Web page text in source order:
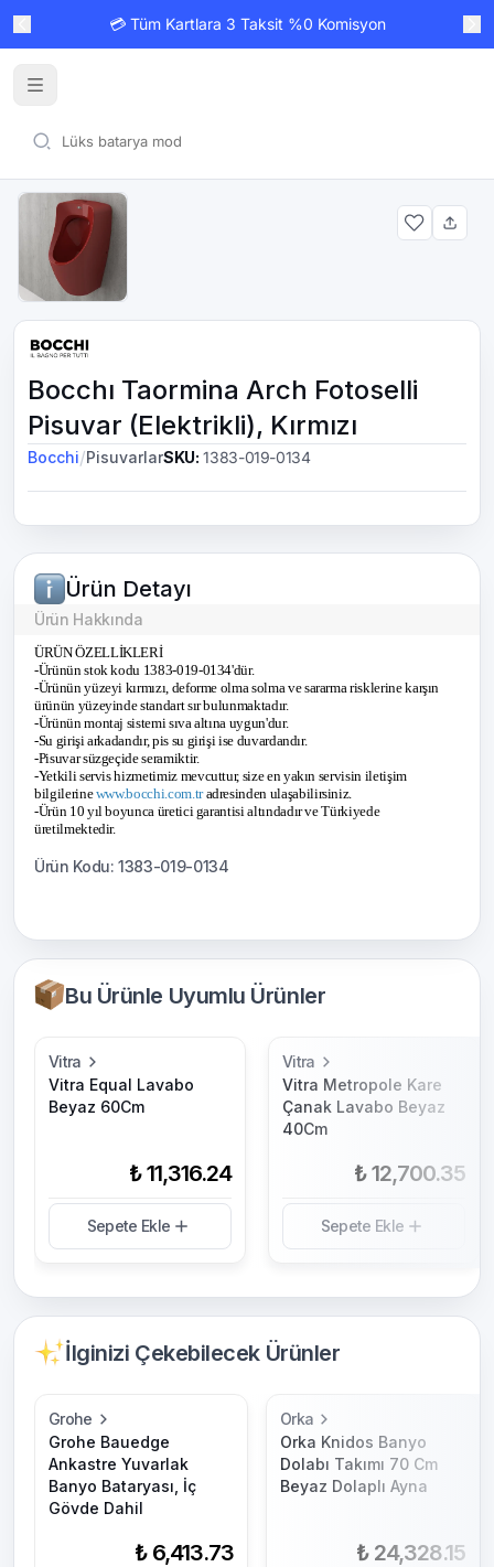
💳 Tüm Kartlara 3 Taksit %0 Komisyon
Bocchı Taormina Arch Fotoselli
Pisuvar (Elektrikli), Kırmızı
Bocchi/PisuvarlarSKU: 1383-019-0134
Bu Ürünle Uyumlu Ürünler
Vitra
Vitra Equal Lavabo
Beyaz 60Cm
₺ 11,316.24
Sepete Ekle
Vitra
Vitra Metropole Kare
Çanak Lavabo Beyaz
40Cm
₺ 12,700.35
Sepete Ekle
İlginizi Çekebilecek Ürünler
Grohe
Grohe Bauedge
Ankastre Yuvarlak
Banyo Bataryası, İç
Gövde Dahil
₺ 6,413.73
Orka
Orka Knidos Banyo
Dolabı Takımı 70 Cm
Beyaz Dolaplı Ayna
₺ 24,328.15
Ürün Detayı
Ürün Hakkında
ÜRÜN ÖZELLİKLERİ
-Ürünün stok kodu 1383-019-0134'dür.
-Ürünün yüzeyi kırmızı, deforme olma solma ve sararma risklerine karşın
ürünün yüzeyinde standart sır bulunmaktadır.
-Ürünün montaj sistemi sıva altına uygun'dur.
-Su girişi arkadandır, pis su girişi ise duvardandır.
-Pisuvar süzgeçide seramiktir.
-Yetkili servis hizmetimiz mevcuttur, size en yakın servisin iletişim
bilgilerinewww.bocchi.com.tradresinden ulaşabilirsiniz.
-Ürün 10 yıl boyunca üretici garantisi altındadır ve Türkiyede
üretilmektedir.
Ürün Kodu: 1383-019-0134